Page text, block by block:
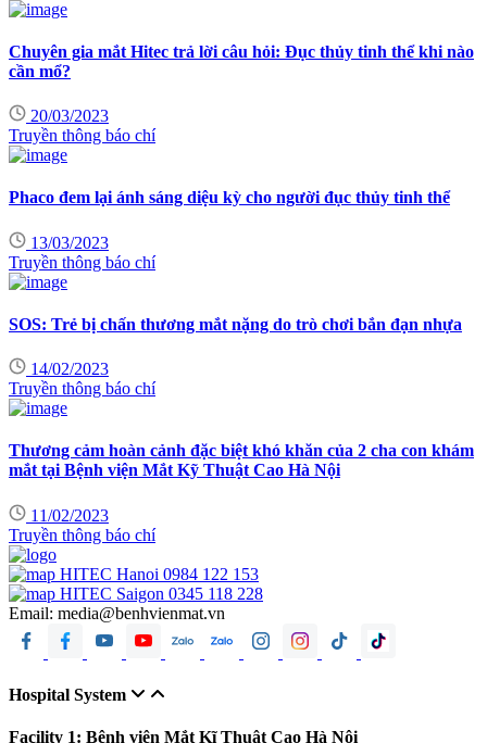
Chuyên gia mắt Hitec trả lời câu hỏi: Đục thủy tinh thể khi nào
cần mổ?
20/03/2023
Truyền thông báo chí
Phaco đem lại ánh sáng diệu kỳ cho người đục thủy tinh thể
13/03/2023
Truyền thông báo chí
SOS: Trẻ bị chấn thương mắt nặng do trò chơi bắn đạn nhựa
14/02/2023
Truyền thông báo chí
Thương cảm hoàn cảnh đặc biệt khó khăn của 2 cha con khám
mắt tại Bệnh viện Mắt Kỹ Thuật Cao Hà Nội
11/02/2023
Truyền thông báo chí
HITEC Hanoi 0984 122 153
HITEC Saigon 0345 118 228
Email: media@benhvienmat.vn
Hospital System
Facility 1: Bệnh viện Mắt Kĩ Thuật Cao Hà Nội